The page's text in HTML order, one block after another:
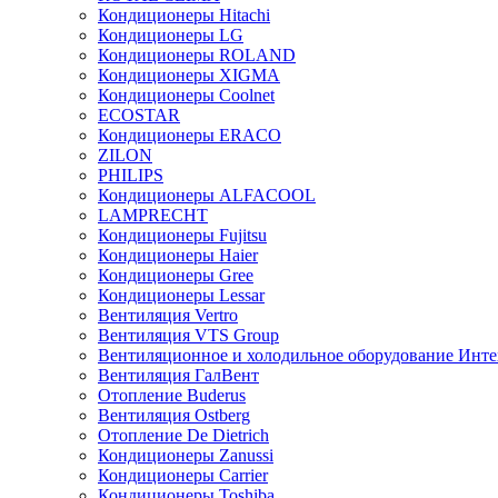
Кондиционеры Hitachi
Кондиционеры LG
Кондиционеры ROLAND
Кондиционеры XIGMA
Кондиционеры Coolnet
ECOSTAR
Кондиционеры ERACO
ZILON
PHILIPS
Кондиционеры ALFACOOL
LAMPRECHT
Кондиционеры Fujitsu
Кондиционеры Haier
Кондиционеры Gree
Кондиционеры Lessar
Вентиляция Vertro
Вентиляция VTS Group
Вентиляционное и холодильное оборудование
Вентиляция ГалВент
Отопление Buderus
Вентиляция Ostberg
Отопление De Dietrich
Кондиционеры Zanussi
Кондиционеры Carrier